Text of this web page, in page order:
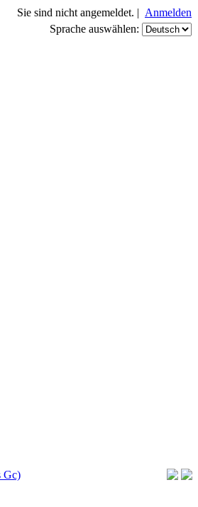
Sie sind nicht angemeldet. | Anmelden
Sprache auswählen:
Gc)